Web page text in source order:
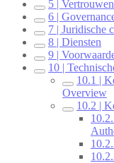
5 |
6 |
7 | Juridische
8 | Diensten
9 |
10 |
10.1 |
Overview
10.2 |